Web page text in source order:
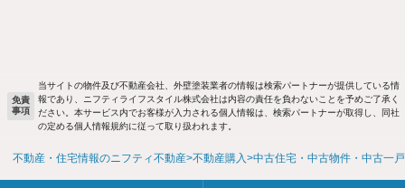
免責
事項
当サイトの物件及び不動産会社、外壁塗装業者の情報は検索パートナーが提供している情
報であり、ニフティライフスタイル株式会社は内容の責任を負わないことを予めご了承く
ださい。本サービス内でお客様が入力される個人情報は、検索パートナーが取得し、同社
の定める個人情報規約に従って取り扱われます。
不動産・住宅情報のニフティ不動産 不動産購入 中古住宅・中古物件・中古一